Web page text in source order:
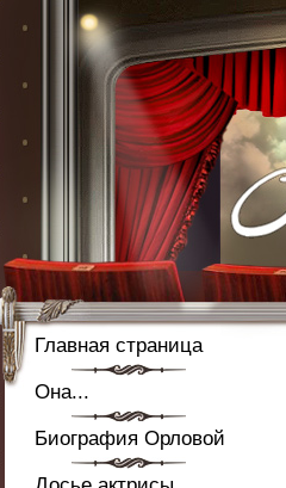
Главная страница
Она...
Биография Орловой